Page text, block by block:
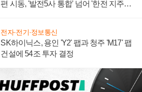
편 시동, '발전5사 통합' 넘어 '한전 지주사'
전자·전기·정보통신
SK하이닉스, 용인 'Y2' 팹과 청주 'M17' 팹
건설에 54조 투자 결정